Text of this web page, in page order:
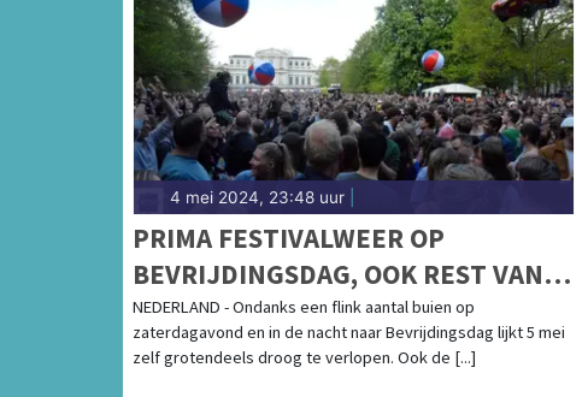
4 mei 2024, 23:48 uur
PRIMA FESTIVALWEER OP
BEVRIJDINGSDAG, OOK REST VAN
DE WEEK GROTENDEELS DROOG
NEDERLAND - Ondanks een flink aantal buien op
zaterdagavond en in de nacht naar Bevrijdingsdag lijkt 5 mei
zelf grotendeels droog te verlopen. Ook de [...]